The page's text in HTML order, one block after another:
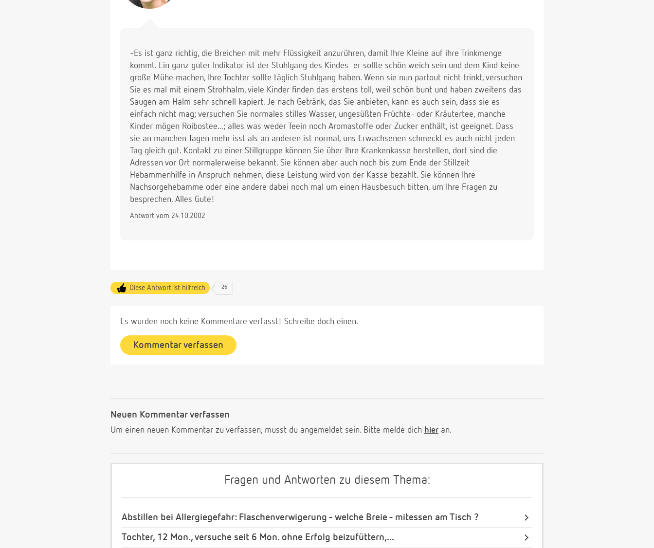
-Es ist ganz richtig, die Breichen mit mehr Flüssigkeit anzurühren, damit Ihre Kleine auf ihre Trinkmenge
kommt. Ein ganz guter Indikator ist der Stuhlgang des Kindes  er sollte schön weich sein und dem Kind keine
große Mühe machen, Ihre Tochter sollte täglich Stuhlgang haben. Wenn sie nun partout nicht trinkt, versuchen
Sie es mal mit einem Strohhalm, viele Kinder finden das erstens toll, weil schön bunt und haben zweitens das
Saugen am Halm sehr schnell kapiert. Je nach Getränk, das Sie anbieten, kann es auch sein, dass sie es
einfach nicht mag; versuchen Sie normales stilles Wasser, ungesüßten Früchte- oder Kräutertee, manche
Kinder mögen Roibostee...; alles was weder Teein noch Aromastoffe oder Zucker enthält, ist geeignet. Dass
sie an manchen Tagen mehr isst als an anderen ist normal, uns Erwachsenen schmeckt es auch nicht jeden
Tag gleich gut. Kontakt zu einer Stillgruppe können Sie über Ihre Krankenkasse herstellen, dort sind die
Adressen vor Ort normalerweise bekannt. Sie können aber auch noch bis zum Ende der Stillzeit
Hebammenhilfe in Anspruch nehmen, diese Leistung wird von der Kasse bezahlt. Sie können Ihre
Nachsorgehebamme oder eine andere dabei noch mal um einen Hausbesuch bitten, um Ihre Fragen zu
besprechen. Alles Gute!
Antwort vom 24.10.2002
Diese Antwort ist hilfreich 26
Es wurden noch keine Kommentare verfasst! Schreibe doch einen.
Kommentar verfassen
Neuen Kommentar verfassen
Um einen neuen Kommentar zu verfassen, musst du angemeldet sein. Bitte melde dich hier an.
Fragen und Antworten zu diesem Thema:
Abstillen bei Allergiegefahr: Flaschenverwigerung - welche Breie - mitessen am Tisch ?
Tochter, 12 Mon., versuche seit 6 Mon. ohne Erfolg beizufüttern,...